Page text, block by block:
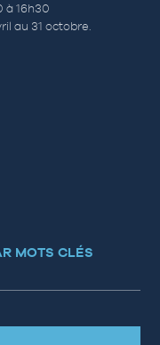
à 16h30
au 31 octobre.
MOTS CLÉS